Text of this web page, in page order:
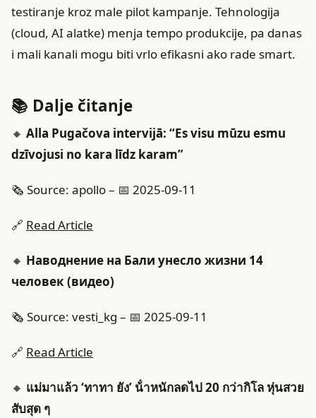
testiranje kroz male pilot kampanje. Tehnologija
(cloud, AI alatke) menja tempo produkcije, pa danas
i mali kanali mogu biti vrlo efikasni ako rade smart.
📚 Dalje čitanje
🔸 Alla Pugačova intervijā: “Es visu mūzu esmu
dzīvojusi no kara līdz karam”
🗞️ Source: apollo – 📅 2025-09-11
🔗 Read Article
🔸 Наводнение на Бали унесло жизни 14
человек (видео)
🗞️ Source: vesti_kg – 📅 2025-09-11
🔗 Read Article
🔸 แม่มาแล้ว ‘ทาทา ยัง’ น้ําหนักลดไป 20 กว่ากิโล หุ่นสวย
สับสุด ๆ